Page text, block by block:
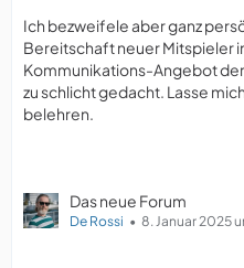
Ich bezweifele aber ganz
Bereitschaft neuer Mitspieler
Kommunikations-Angebot
zu schlicht gedacht. Lasse
belehren.
Das neue Forum
De Rossi 8. Januar 2025